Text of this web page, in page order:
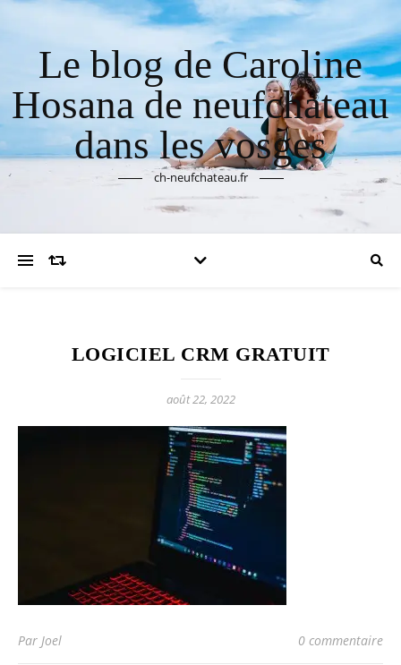
Le blog de Caroline
Hosana de neufchateau
dans les vosges
ch-neufchateau.fr
LOGICIEL CRM GRATUIT
août 22, 2022
Par Joel 0 commentaire